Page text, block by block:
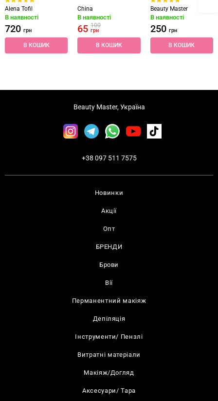
Alena Tofil
В наявності
720 грн
В КОШИК
China
В наявності
65100
грн
В КОШИК
Beauty Master
В наявності
250 грн
В КОШИК
Новинки
Акції
Опт
БРЕНДИ
Брови
Вії
Перманентний макіяж
Депіляція
Інструменти/ Пензлі
Витратні матеріали
Макіяж/Догляд
Аксесуари/ Тара
Beauty Master, Україна
+38 097 511 7575